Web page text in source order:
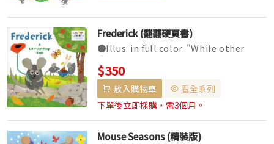
Frederick (翻翻硬頁書)
●Illus. in full color. "While other
mice are gathering food for the
winter, Frederick seems to daydr...
$350
放入購物車
看全系列
下單後立即採購，需3個月。
Mouse Seasons (精裝版)